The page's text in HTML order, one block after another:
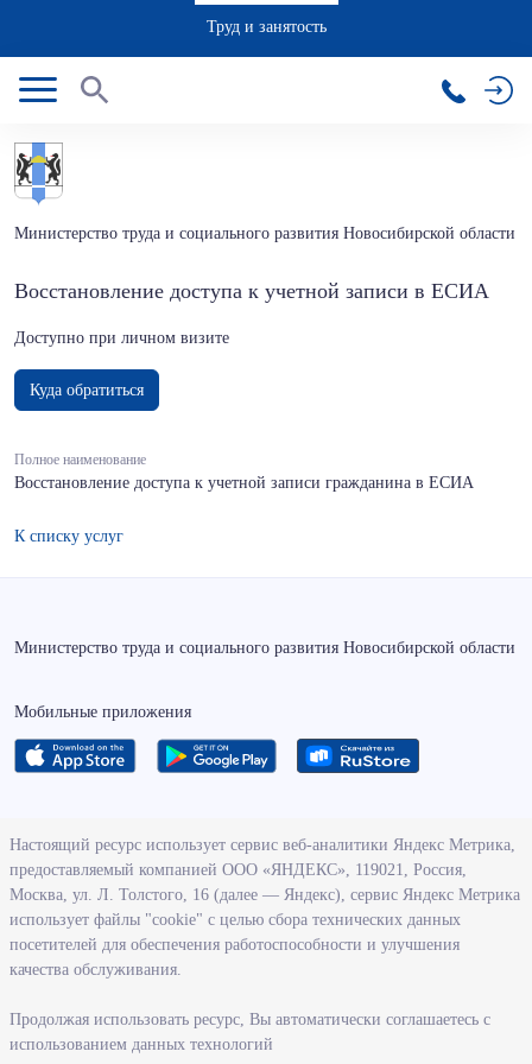
Труд и занятость
Министерство труда и социального развития Новосибирской области
Восстановление доступа к учетной записи в ЕСИА
Доступно при личном визите
Куда обратиться
Полное наименование
Восстановление доступа к учетной записи гражданина в ЕСИА
К списку услуг
Министерство труда и социального развития Новосибирской области
Мобильные приложения
О ведомстве
Деятельность министерства труда и социального развития
Новосибирской области
Контрольно-надзорная деятельность министерства
Государственные программы, реализуемые министерством
Службы и учреждения, подведомственные министерству
Поступление на государственную гражданскую службу
Настоящий ресурс использует сервис веб-аналитики Яндекс Метрика,
предоставляемый компанией ООО «ЯНДЕКС», 119021, Россия,
Москва, ул. Л. Толстого, 16 (далее — Яндекс), сервис Яндекс Метрика
использует файлы "cookie" с целью сбора технических данных
посетителей для обеспечения работоспособности и улучшения
качества обслуживания.
Продолжая использовать ресурс, Вы автоматически соглашаетесь с
использованием данных технологий